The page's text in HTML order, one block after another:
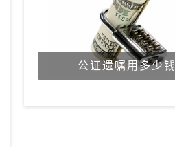
公证遗嘱用多少钱